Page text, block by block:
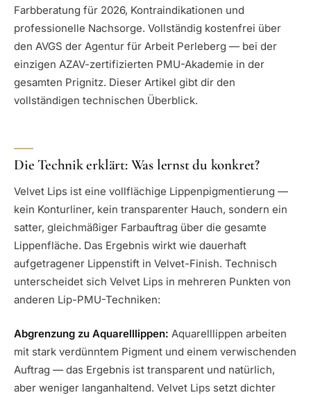
Farbberatung für 2026, Kontraindikationen und
professionelle Nachsorge. Vollständig kostenfrei über
den AVGS der Agentur für Arbeit Perleberg — bei der
einzigen AZAV-zertifizierten PMU-Akademie in der
gesamten Prignitz. Dieser Artikel gibt dir den
vollständigen technischen Überblick.
Die Technik erklärt: Was lernst du konkret?
Velvet Lips ist eine vollflächige Lippenpigmentierung —
kein Konturliner, kein transparenter Hauch, sondern ein
satter, gleichmäßiger Farbauftrag über die gesamte
Lippenfläche. Das Ergebnis wirkt wie dauerhaft
aufgetragener Lippenstift in Velvet-Finish. Technisch
unterscheidet sich Velvet Lips in mehreren Punkten von
anderen Lip-PMU-Techniken:
Abgrenzung zu Aquarelllippen: Aquarelllippen arbeiten
mit stark verdünntem Pigment und einem verwischenden
Auftrag — das Ergebnis ist transparent und natürlich,
aber weniger langanhaltend. Velvet Lips setzt dichter